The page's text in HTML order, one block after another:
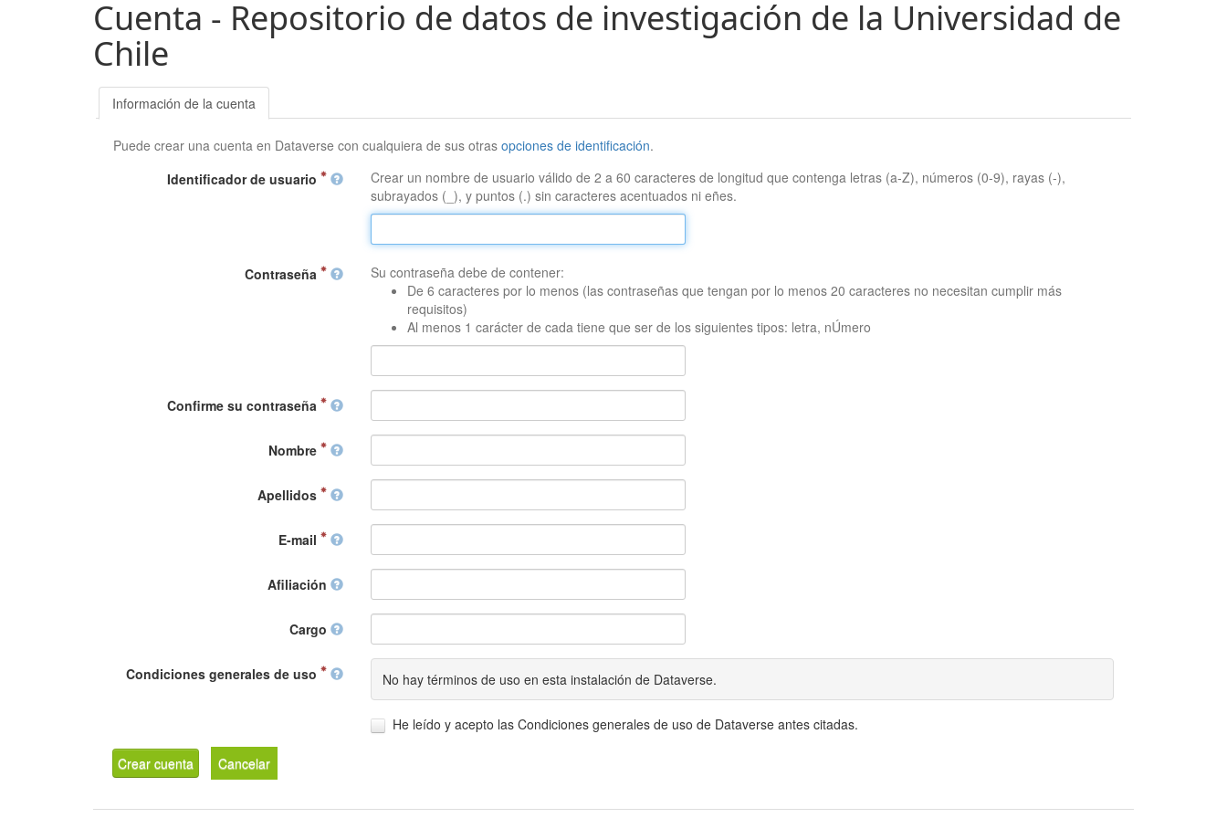
Cuenta - Repositorio de datos de investigación de la Universidad de
Chile
Información de la cuenta
Puede crear una cuenta en Dataverse con cualquiera de sus otrasopciones de identificación.
Identificador de usuario
Crear un nombre de usuario válido de 2 a 60 caracteres de longitud que contenga letras (a-Z), números (0-9), rayas (-),
subrayados (_), y puntos (.) sin caracteres acentuados ni eñes.
Contraseña
Su contraseña debe de contener:
De 6 caracteres por lo menos (las contraseñas que tengan por lo menos 20 caracteres no necesitan cumplir más
requisitos)
Al menos 1 carácter de cada tiene que ser de los siguientes tipos: letra, nÚmero
Confirme su contraseña
Nombre
Apellidos
E-mail
Afiliación
Cargo
Condiciones generales de uso No hay términos de uso en esta instalación de Dataverse.
He leído y acepto las Condiciones generales de uso de Dataverse antes citadas.
Crear cuenta Cancelar